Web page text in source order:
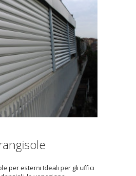
per esterni Ideali per gli uffici